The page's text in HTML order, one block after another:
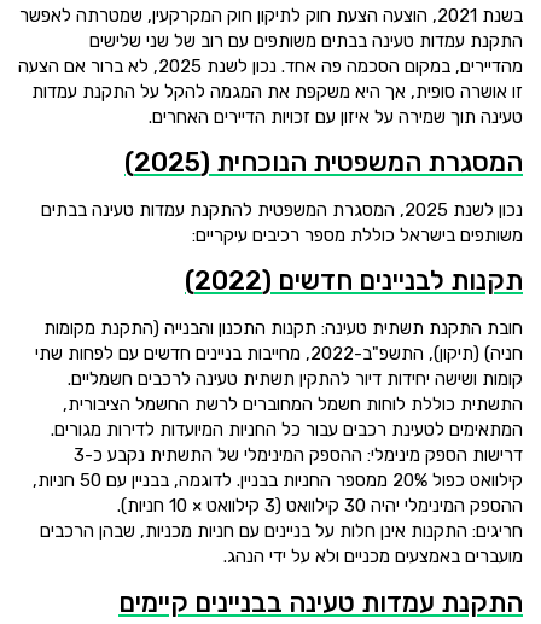
בשנת 2021, הוצעה הצעת חוק לתיקון חוק המקרקעין, שמטרתה לאפשר
התקנת עמדות טעינה בבתים משותפים עם רוב של שני שלישים
מהדיירים, במקום הסכמה פה אחד. נכון לשנת 2025, לא ברור אם הצעה
זו אושרה סופית, אך היא משקפת את המגמה להקל על התקנת עמדות
טעינה תוך שמירה על איזון עם זכויות הדיירים האחרים.
המסגרת המשפטית הנוכחית (2025)
נכון לשנת 2025, המסגרת המשפטית להתקנת עמדות טעינה בבתים
משותפים בישראל כוללת מספר רכיבים עיקריים:
תקנות לבניינים חדשים (2022)
חובת התקנת תשתית טעינה: תקנות התכנון והבנייה (התקנת מקומות
חניה) (תיקון), התשפ"ב-2022, מחייבות בניינים חדשים עם לפחות שתי
קומות ושישה יחידות דיור להתקין תשתית טעינה לרכבים חשמליים.
התשתית כוללת לוחות חשמל המחוברים לרשת החשמל הציבורית,
המתאימים לטעינת רכבים עבור כל החניות המיועדות לדירות מגורים.
דרישות הספק מינימלי: ההספק המינימלי של התשתית נקבע כ-3
קילוואט כפול 20% ממספר החניות בבניין. לדוגמה, בבניין עם 50 חניות,
ההספק המינימלי יהיה 30 קילוואט (3 קילוואט × 10 חניות).
חריגים: התקנות אינן חלות על בניינים עם חניות מכניות, שבהן הרכבים
מועברים באמצעים מכניים ולא על ידי הנהג.
התקנת עמדות טעינה בבניינים קיימים